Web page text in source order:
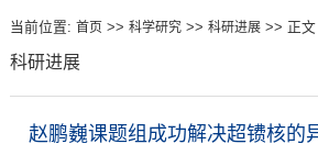
当前位置: 首页>> 科学研究>> 科研进展>> 正文
科研进展
赵鹏巍课题组成功解决超镄核的